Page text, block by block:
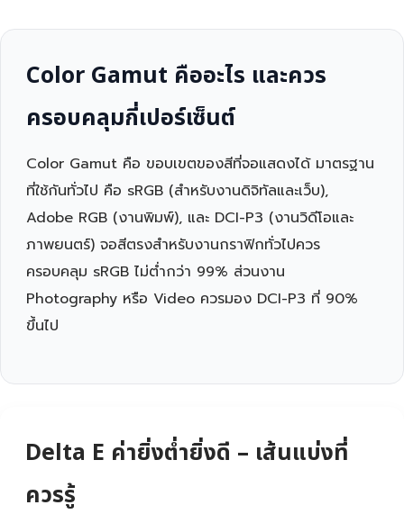
Color Gamut คืออะไร และควร
ครอบคลุมกี่เปอร์เซ็นต์
Color Gamut คือ ขอบเขตของสีที่จอแสดงได้ มาตรฐาน
ที่ใช้กันทั่วไป คือ sRGB (สำหรับงานดิจิทัลและเว็บ),
Adobe RGB (งานพิมพ์), และ DCI-P3 (งานวิดีโอและ
ภาพยนตร์) จอสีตรงสำหรับงานกราฟิกทั่วไปควร
ครอบคลุม sRGB ไม่ต่ำกว่า 99% ส่วนงาน
Photography หรือ Video ควรมอง DCI-P3 ที่ 90%
ขึ้นไป
Delta E ค่ายิ่งต่ำยิ่งดี – เส้นแบ่งที่
ควรรู้